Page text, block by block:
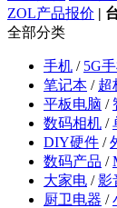
ZOL产品报价 |
全部分类
手机 / 5G
笔记本 / 超
平板电脑 /
数码相机 /
DIY硬件 /
数码产品 /
大家电 /影
厨卫电器 /